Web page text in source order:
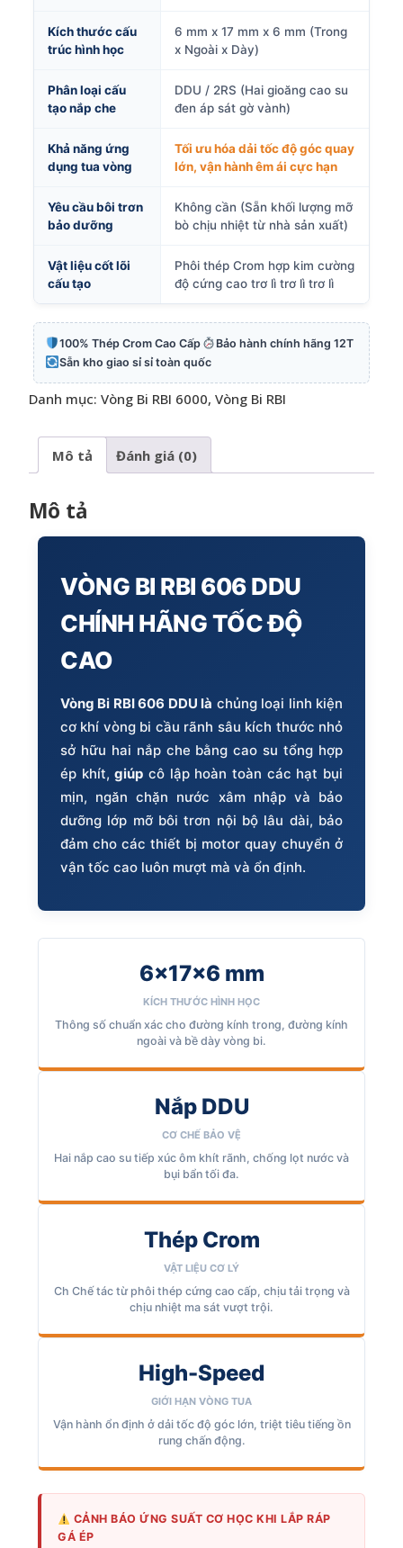
Kích thước cấu
trúc hình học
6 mm x 17 mm x 6 mm (Trong
x Ngoài x Dày)
Phân loại cấu
tạo nắp che
DDU / 2RS (Hai gioăng cao su
đen áp sát gờ vành)
Khả năng ứng
dụng tua vòng
Tối ưu hóa dải tốc độ góc quay
lớn, vận hành êm ái cực hạn
Yêu cầu bôi trơn
bảo dưỡng
Không cần (Sẵn khối lượng mỡ
bò chịu nhiệt từ nhà sản xuất)
Vật liệu cốt lõi
cấu tạo
Phôi thép Crom hợp kim cường
độ cứng cao trơ lì trơ lì trơ lì
100% Thép Crom Cao Cấp
Bảo hành chính hãng 12T
Sẵn kho giao sỉ sỉ toàn quốc
Danh mục: Vòng Bi RBI 6000, Vòng Bi RBI
Mô tả Đánh giá (0)
Mô tả
VÒNG BI RBI 606 DDU
CHÍNH HÃNG TỐC ĐỘ
CAO
Vòng Bi RBI 606 DDU là chủng loại linh kiện
cơ khí vòng bi cầu rãnh sâu kích thước nhỏ
sở hữu hai nắp che bằng cao su tổng hợp
ép khít,giúp cô lập hoàn toàn các hạt bụi
mịn, ngăn chặn nước xâm nhập và bảo
dưỡng lớp mỡ bôi trơn nội bộ lâu dài, bảo
đảm cho các thiết bị motor quay chuyển ở
vận tốc cao luôn mượt mà và ổn định.
6x17x6 mm
KÍCH THƯỚC HÌNH HỌC
Thông số chuẩn xác cho đường kính trong, đường kính
ngoài và bề dày vòng bi.
Nắp DDU
CƠ CHẾ BẢO VỆ
Hai nắp cao su tiếp xúc ôm khít rãnh, chống lọt nước và
bụi bẩn tối đa.
Thép Crom
VẬT LIỆU CƠ LÝ
Ch Chế tác từ phôi thép cứng cao cấp, chịu tải trọng và
chịu nhiệt ma sát vượt trội.
High-Speed
GIỚI HẠN VÒNG TUA
Vận hành ổn định ở dải tốc độ góc lớn, triệt tiêu tiếng ồn
rung chấn động.
CẢNH BÁO ỨNG SUẤT CƠ HỌC KHI LẮP RÁP
GÁ ÉP